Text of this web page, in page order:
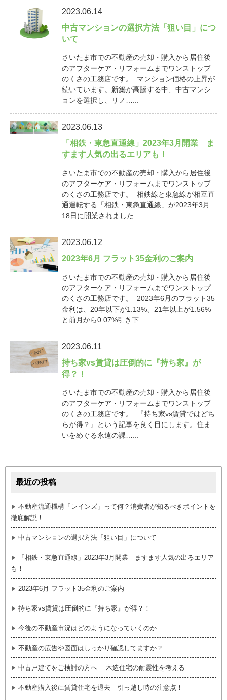
2023.06.14
中古マンションの選択方法「狙い目」につ
いて
さいたま市での不動産の売却・購入から居住後
のアフターケア・リフォームまでワンストップ
のくさの工務店です。 マンション価格の上昇が
続いています。新築が高騰する中、中古マンシ
ョンを選択し、リノ…...
2023.06.13
「相鉄・東急直通線」2023年3月開業 ま
すます人気の出るエリアも！
さいたま市での不動産の売却・購入から居住後
のアフターケア・リフォームまでワンストップ
のくさの工務店です。 相鉄線と東急線が相互直
通運転する「相鉄・東急直通線」が2023年3月
18日に開業されました…...
2023.06.12
2023年6月 フラット35金利のご案内
さいたま市での不動産の売却・購入から居住後
のアフターケア・リフォームまでワンストップ
のくさの工務店です。 2023年6月のフラット35
金利は、20年以下が1.13%、21年以上が1.56%
と前月から0.07%引き下…...
2023.06.11
持ち家vs賃貸は圧倒的に『持ち家』が
得？！
さいたま市での不動産の売却・購入から居住後
のアフターケア・リフォームまでワンストップ
のくさの工務店です。 『持ち家vs賃貸ではどち
らが得？』という記事を良く目にします。住ま
いをめぐる永遠の課…...
最近の投稿
不動産流通機構「レインズ」って何？消費者が知るべきポイントを
徹底解説！
中古マンションの選択方法「狙い目」について
「相鉄・東急直通線」2023年3月開業 ますます人気の出るエリア
も！
2023年6月 フラット35金利のご案内
持ち家vs賃貸は圧倒的に『持ち家』が得？！
今後の不動産市況はどのようになっていくのか
不動産の広告や図面はしっかり確認してますか？
中古戸建てをご検討の方へ 木造住宅の耐震性を考える
不動産購入後に賃貸住宅を退去 引っ越し時の注意点！